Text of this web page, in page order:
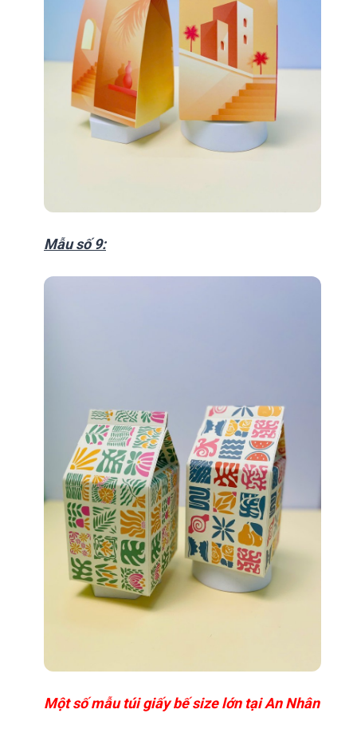
Mẫu số 9:
Một số mẫu túi giấy bế size lớn tại An Nhân